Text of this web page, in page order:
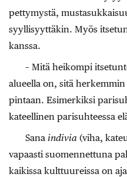
pettymystä,
syyllisyyttäkin. Myös
kanssa.
– Mitä heikompi
alueella on, sitä
pintaan. Esimerkiksi
kateellinen parisuhteessa
Sana indivia (viha,
vapaasti suomennettuna
kaikissa kulttuureissa on